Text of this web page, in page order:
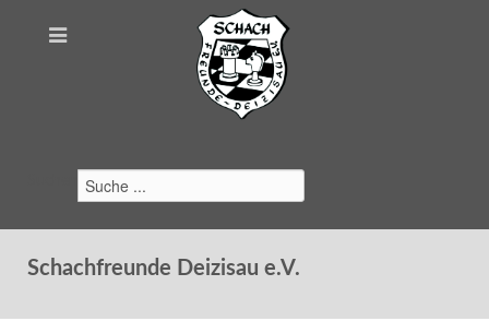
Schachfreunde Deizisau e.V.